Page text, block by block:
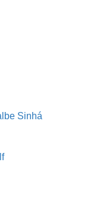
Sinhá